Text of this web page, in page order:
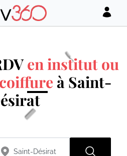
en institut ou
à Saint-